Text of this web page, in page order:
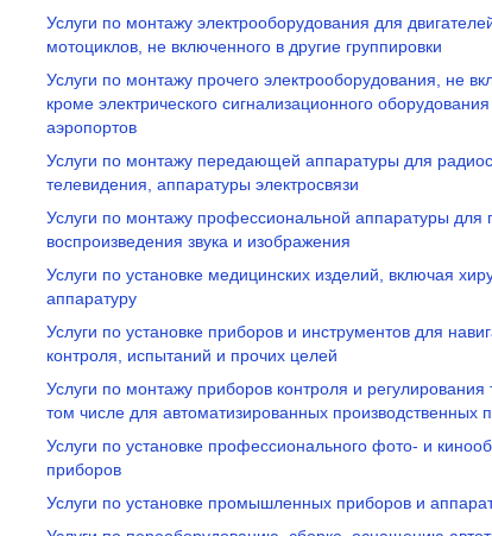
Услуги по монтажу электрооборудования для
мотоциклов, не включенного в другие группировки
Услуги по монтажу прочего электрооборудования, не
кроме электрического сигнализационного
аэропортов
Услуги по монтажу передающей аппаратуры для
телевидения, аппаратуры электросвязи
Услуги по монтажу профессиональной аппаратуры для
воспроизведения звука и изображения
Услуги по установке медицинских изделий, включая
аппаратуру
Услуги по установке приборов и инструментов для
контроля, испытаний и прочих целей
Услуги по монтажу приборов контроля и регулирования
том числе для автоматизированных производственных
Услуги по установке профессионального фото- и
приборов
Услуги по установке промышленных приборов и